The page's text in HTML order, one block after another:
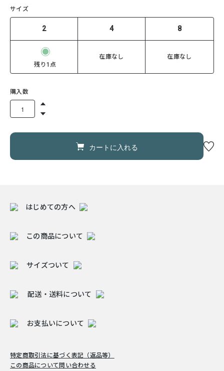
サイズ
2 4 8
残り1点
在庫なし 在庫なし
購入数
カートに入れる
はじめての方へ
この商品について
サイズついて
配送・送料について
お支払いについて
特定商取引法に基づく表記（返品等）
この商品について問い合わせる